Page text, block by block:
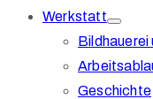
Werkstatt
Geschichte